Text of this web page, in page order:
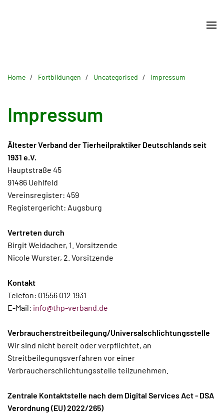
Home Fortbildungen Uncategorised Impressum
Impressum
Ältester Verband der Tierheilpraktiker Deutschlands seit
1931 e.V.
Hauptstraße 45
91486 Uehlfeld
Vereinsregister: 459
Registergericht: Augsburg
Vertreten durch
Birgit Weidacher, 1. Vorsitzende
Nicole Wurster, 2. Vorsitzende
Kontakt
Telefon: 01556 012 1931
E-Mail: info@thp-verband.de
Verbraucherstreitbeilegung/Universalschlichtungsstelle
Wir sind nicht bereit oder verpflichtet, an
Streitbeilegungsverfahren vor einer
Verbraucherschlichtungsstelle teilzunehmen.
Zentrale Kontaktstelle nach dem Digital Services Act - DSA
Verordnung (EU) 2022/265)